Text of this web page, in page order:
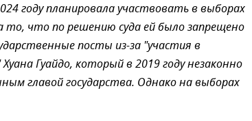
году планировала участвовать в выборах
то, что по решению суда ей было запрещено
посты из-за "участия в
Гуайдо, который в 2019 году незаконно
главой государства. Однако на выборах